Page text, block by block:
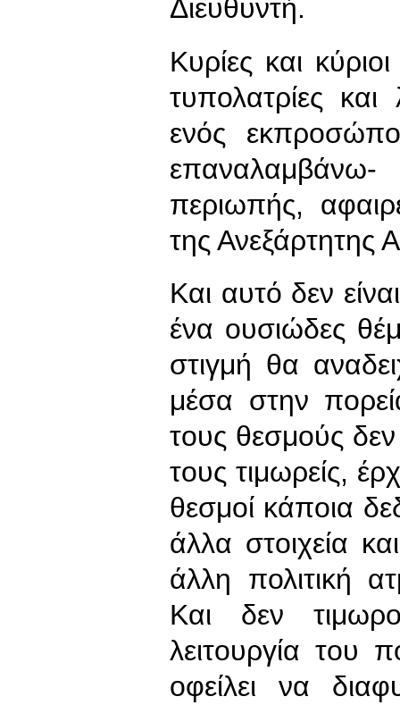
Διευθυντή.
Κυρίες και
τυπολατρίες
ενός
επαναλαμβάνω-
περιωπής,
της Ανεξάρτητης
Και αυτό δεν
ένα ουσιώδες
στιγμή θα
μέσα στην
τους θεσμούς δεν
τους τιμωρείς,
θεσμοί κάποια
άλλα στοιχεία
άλλη πολιτική
Και δεν
λειτουργία του
οφείλει να